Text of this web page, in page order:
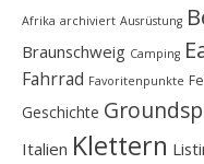
Afrika archiviert Ausrüstung
Braunschweig Camping
Fahrrad Favoritenpunkte
Geschichte
Italien Klettern